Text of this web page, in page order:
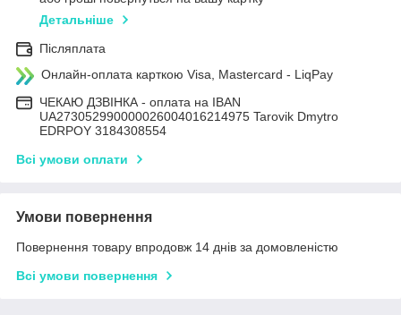
Детальніше
Післяплата
Онлайн-оплата карткою Visa, Mastercard - LiqPay
ЧЕКАЮ ДЗВІНКА - оплата на IBAN
UA273052990000026004016214975 Tarovik Dmytro
EDRPOY 3184308554
Всі умови оплати
Умови повернення
Повернення товару впродовж 14 днів за домовленістю
Всі умови повернення